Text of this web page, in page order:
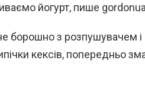
йогурт, пише
борошно з розпушувачем і
кексів, попередньо